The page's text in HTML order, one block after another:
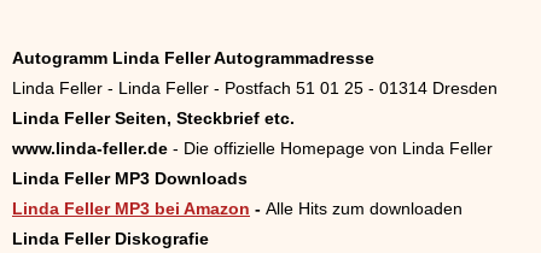
Autogramm Linda Feller Autogrammadresse
Linda Feller - Linda Feller - Postfach 51 01 25 - 01314 Dresden
Linda Feller Seiten, Steckbrief etc.
www.linda-feller.de - Die offizielle Homepage von Linda Feller
Linda Feller MP3 Downloads
Linda Feller MP3 bei Amazon - Alle Hits zum downloaden
Linda Feller Diskografie